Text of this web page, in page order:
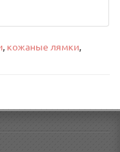
, кожаные лямки,